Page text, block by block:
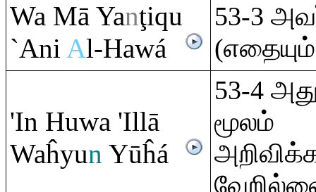
Wa Mā Yanţiqu
`Ani Al-Hawá
53-3
'In Huwa 'Illā
Waĥyun Yūĥá
53-4
மூலம்